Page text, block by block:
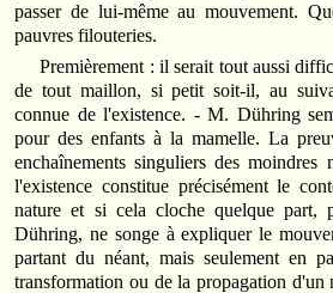
passer de lui-même au mouvement.
pauvres filouteries.
Premièrement : il serait tout aussi
de tout maillon, si petit soit-il, au
connue de l'existence. - M. Dühring
pour des enfants à la mamelle. La
enchaînements singuliers des
l'existence constitue précisément le
nature et si cela cloche quelque part,
Dühring, ne songe à expliquer le
partant du néant, mais seulement en
transformation ou de la propagation d'un